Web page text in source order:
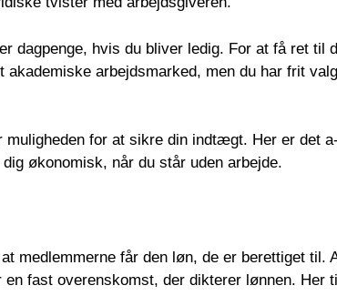
dagpenge, hvis du bliver ledig. For at få ret
arbejdsmarked, men du har frit
for at sikre din indtægt. Her er det
økonomisk, når du står uden arbejde.
medlemmerne får den løn, de er berettiget
fast overenskomst, der dikterer lønnen. Her